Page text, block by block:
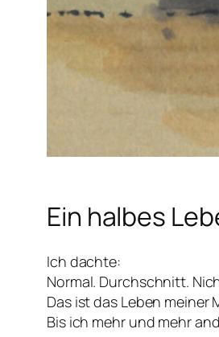
Ein halbes
Ich dachte:
Normal. Durchschnitt.
Das ist das Leben meiner
Bis ich mehr und mehr